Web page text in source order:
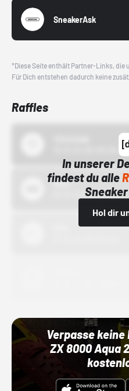
SneakerAsk
*Diese Seite enthält Partner-Links, die
Für Dich entstehen dadurch keine
Raffles
In unserer
findest du alle
Hol dir
Bstn
01.10.22 00:00 Uhr
Verpasse keine
ZX 8000 Aqua